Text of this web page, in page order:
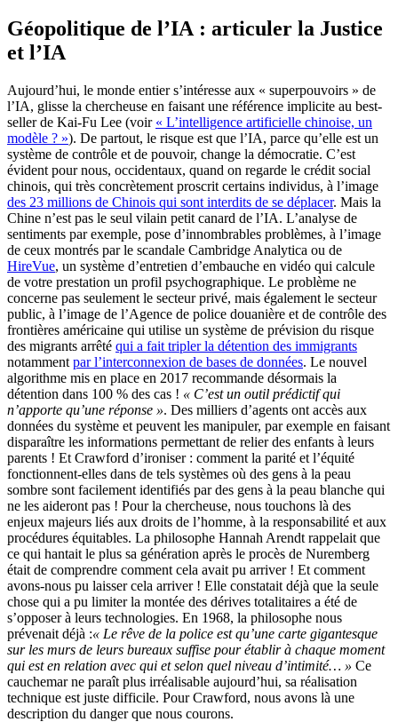
Géopolitique de l’IA : articuler la Justice
et l’IA
Aujourd’hui, le monde entier s’intéresse aux « superpouvoirs » de
l’IA, glisse la chercheuse en faisant une référence implicite au best-
seller de Kai-Fu Lee (voir « L’intelligence artificielle chinoise, un
modèle ? »). De partout, le risque est que l’IA, parce qu’elle est un
système de contrôle et de pouvoir, change la démocratie. C’est
évident pour nous, occidentaux, quand on regarde le crédit social
chinois, qui très concrètement proscrit certains individus, à l’image
des 23 millions de Chinois qui sont interdits de se déplacer. Mais la
Chine n’est pas le seul vilain petit canard de l’IA. L’analyse de
sentiments par exemple, pose d’innombrables problèmes, à l’image
de ceux montrés par le scandale Cambridge Analytica ou de
HireVue, un système d’entretien d’embauche en vidéo qui calcule
de votre prestation un profil psychographique. Le problème ne
concerne pas seulement le secteur privé, mais également le secteur
public, à l’image de l’Agence de police douanière et de contrôle des
frontières américaine qui utilise un système de prévision du risque
des migrants arrêté qui a fait tripler la détention des immigrants
notamment par l’interconnexion de bases de données. Le nouvel
algorithme mis en place en 2017 recommande désormais la
détention dans 100 % des cas ! « C’est un outil prédictif qui
n’apporte qu’une réponse ». Des milliers d’agents ont accès aux
données du système et peuvent les manipuler, par exemple en faisant
disparaître les informations permettant de relier des enfants à leurs
parents ! Et Crawford d’ironiser : comment la parité et l’équité
fonctionnent-elles dans de tels systèmes où des gens à la peau
sombre sont facilement identifiés par des gens à la peau blanche qui
ne les aideront pas ! Pour la chercheuse, nous touchons là des
enjeux majeurs liés aux droits de l’homme, à la responsabilité et aux
procédures équitables. La philosophe Hannah Arendt rappelait que
ce qui hantait le plus sa génération après le procès de Nuremberg
était de comprendre comment cela avait pu arriver ! Et comment
avons-nous pu laisser cela arriver ! Elle constatait déjà que la seule
chose qui a pu limiter la montée des dérives totalitaires a été de
s’opposer à leurs technologies. En 1968, la philosophe nous
prévenait déjà :« Le rêve de la police est qu’une carte gigantesque
sur les murs de leurs bureaux suffise pour établir à chaque moment
qui est en relation avec qui et selon quel niveau d’intimité… » Ce
cauchemar ne paraît plus irréalisable aujourd’hui, sa réalisation
technique est juste difficile. Pour Crawford, nous avons là une
description du danger que nous courons.